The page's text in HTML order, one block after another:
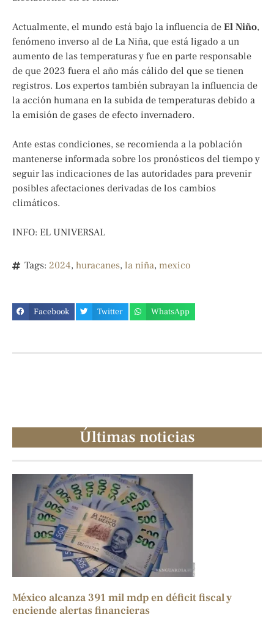
Actualmente, el mundo está bajo la influencia de El Niño,
fenómeno inverso al de La Niña, que está ligado a un
aumento de las temperaturas y fue en parte responsable
de que 2023 fuera el año más cálido del que se tienen
registros. Los expertos también subrayan la influencia de
la acción humana en la subida de temperaturas debido a
la emisión de gases de efecto invernadero.
Ante estas condiciones, se recomienda a la población
mantenerse informada sobre los pronósticos del tiempo y
seguir las indicaciones de las autoridades para prevenir
posibles afectaciones derivadas de los cambios
climáticos.
INFO: EL UNIVERSAL
Tags: 2024, huracanes, la niña, mexico
Facebook Twitter WhatsApp
Últimas noticias
México alcanza 391 mil mdp en déficit fiscal y
enciende alertas financieras